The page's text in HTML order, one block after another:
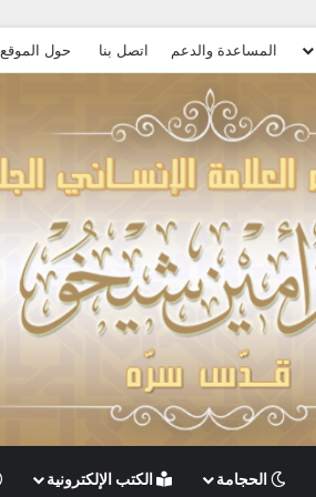
المساعدة والدعم اتصل بنا حول الموقع
الحجامة الكتب الإلكترونية